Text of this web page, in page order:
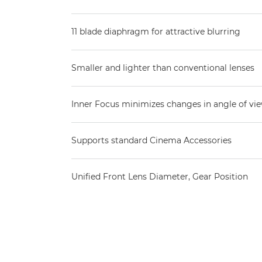
11 blade diaphragm for attractive blurring
Smaller and lighter than conventional lenses
Inner Focus minimizes changes in angle of
Supports standard Cinema Accessories
Unified Front Lens Diameter, Gear Position